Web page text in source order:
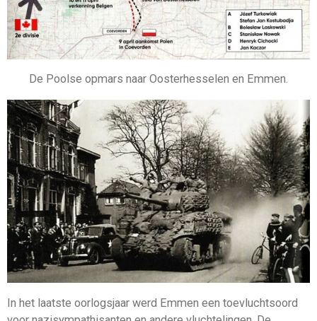
De Poolse opmars naar Oosterhesselen en Emmen.
In het laatste oorlogsjaar werd Emmen een toevluchtsoord